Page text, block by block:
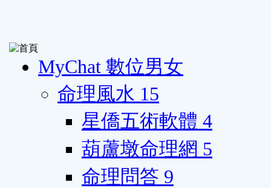
MyChat 數位男女
命理風水 15
星僑五術軟體 4
葫蘆墩命理網 5
命理問答 9